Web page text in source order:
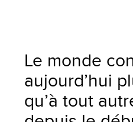
Le monde
aujourd’hui
qu’à tout